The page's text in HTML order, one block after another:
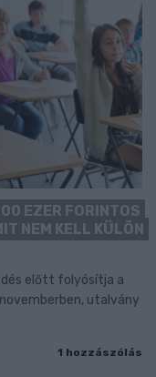
EZER FORINTOS
NEM KELL KÜLÖN
előtt folyósítja a
utalvány
1 hozzászólás